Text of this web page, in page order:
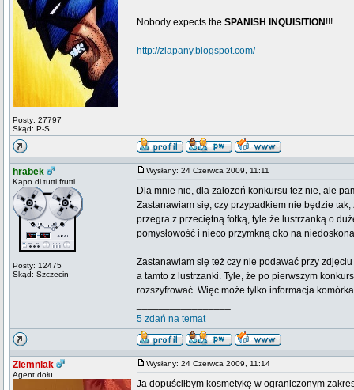
Posty: 27797
Skąd: P-S
Nobody expects the SPANISH INQUISITION !!!
http://zlapany.blogspot.com/
hrabek
Kapo di tutti frutti
Posty: 12475
Skąd: Szczecin
Wysłany: 24 Czerwca 2009, 11:11
Dla mnie nie, dla założeń konkursu też nie, ale
Zastanawiam się, czy przypadkiem nie będzie
przegra z przeciętną fotką, tyle że lustrzanką o
pomysłowość i nieco przymkną oko na
Zastanawiam się też czy nie podawać przy
a tamto z lustrzanki. Tyle, że po pierwszym
rozszyfrować. Więc może tylko informacja
5 zdań na temat
Ziemniak
Agent dołu
Wysłany: 24 Czerwca 2009, 11:14
Ja dopuściłbym kosmetykę w ograniczonym